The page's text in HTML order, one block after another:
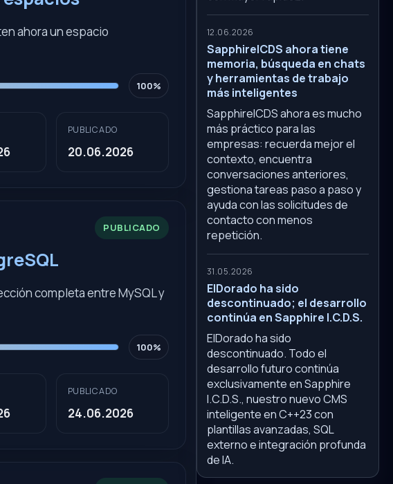
ahora un espacio
100%
PUBLICADO
20.06.2026
PUBLICADO
completa entre MySQL y
100%
PUBLICADO
24.06.2026
12.06.2026
SapphireICDS ahora tiene
memoria, búsqueda en chats
y herramientas de trabajo
más inteligentes
SapphireICDS ahora es mucho
más práctico para las
empresas: recuerda mejor el
contexto, encuentra
conversaciones anteriores,
gestiona tareas paso a paso y
ayuda con las solicitudes de
contacto con menos
repetición.
31.05.2026
ElDorado ha sido
descontinuado; el desarrollo
continúa en Sapphire I.C.D.S.
ElDorado ha sido
descontinuado. Todo el
desarrollo futuro continúa
exclusivamente en Sapphire
I.C.D.S., nuestro nuevo CMS
inteligente en C++23 con
plantillas avanzadas, SQL
externo e integración profunda
de IA.